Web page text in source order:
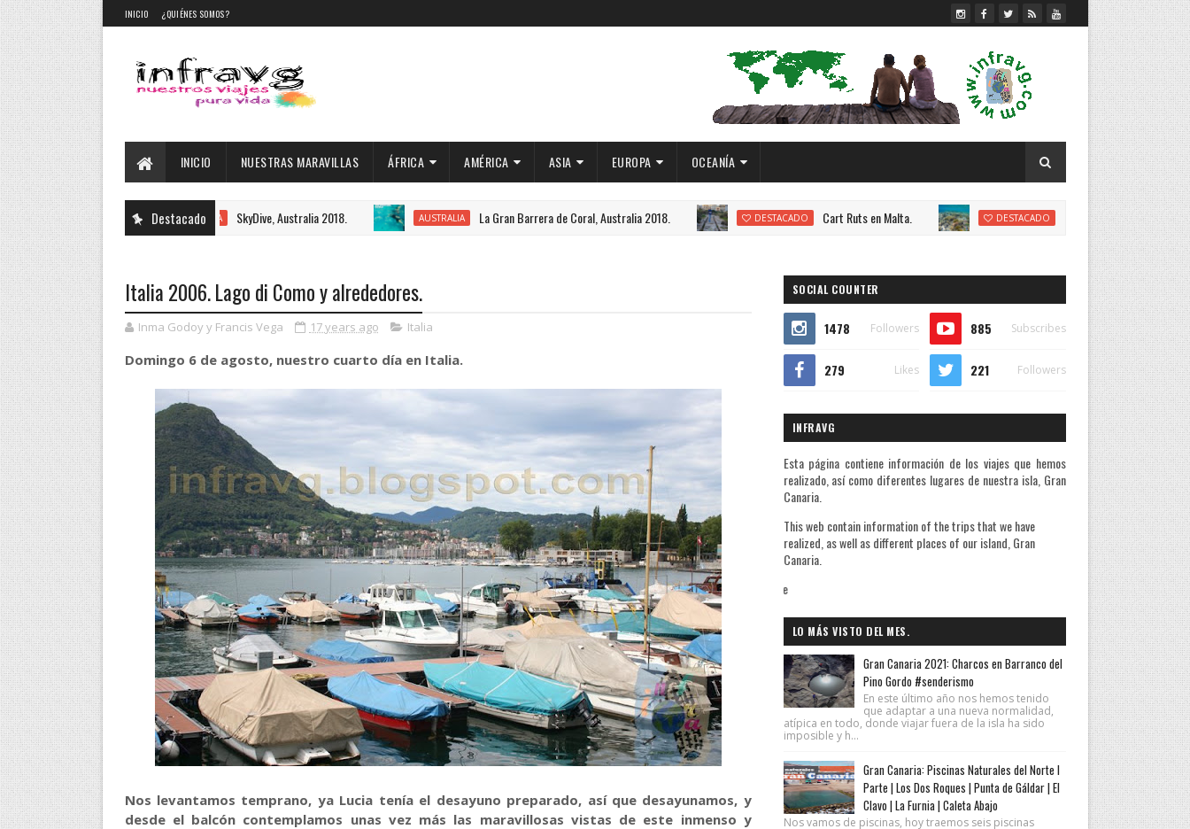
INICIO ¿QUIÉNES SOMOS?
INICIO NUESTRAS MARAVILLAS ÁFRICA AMÉRICA ASIA EUROPA OCEANÍA
Destacado
AUSTRALIA SkyDive, Australia 2018. AUSTRALIA La Gran Barrera de Coral, Australia 2018. DESTACADO Cart Ruts en Malta. DESTACADO Egipto 2017: El Mar Rojo.
Italia 2006. Lago di Como y alrededores.
Inma Godoy y Francis Vega 17 years ago Italia
Domingo 6 de agosto, nuestro cuarto día en Italia.
Nos levantamos temprano, ya Lucia tenía el desayuno preparado, así que desayunamos, y
desde el balcón contemplamos unas vez más las maravillosas vistas de este inmenso y
SOCIAL COUNTER
1478 Followers 885 Subscribes
279 Likes 221 Followers
INFRAVG
Esta página contiene información de los viajes que hemos
realizado, así como diferentes lugares de nuestra isla, Gran
Canaria.
This web contain information of the trips that we have
realized, as well as different places of our island, Gran
Canaria.
A quienes me preguntan la razón de mis
LO MÁS VISTO DEL MES.
Gran Canaria 2021: Charcos en Barranco del
Pino Gordo #senderismo
En este último año nos hemos tenido
que adaptar a una nueva normalidad,
atípica en todo, donde viajar fuera de la isla ha sido
imposible y h...
Gran Canaria: Piscinas Naturales del Norte I
Parte | Los Dos Roques | Punta de Gáldar | El
Clavo | La Furnia | Caleta Abajo
Nos vamos de piscinas, hoy traemos seis piscinas